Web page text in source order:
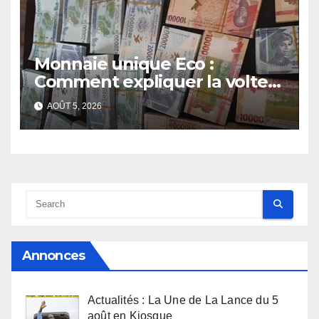
Monnaie unique Eco :
Comment expliquer la volte-
face de la Guinée
AOÛT 5, 2026
Annonces
Actualités : La Une de La Lance du 5
août en Kiosque